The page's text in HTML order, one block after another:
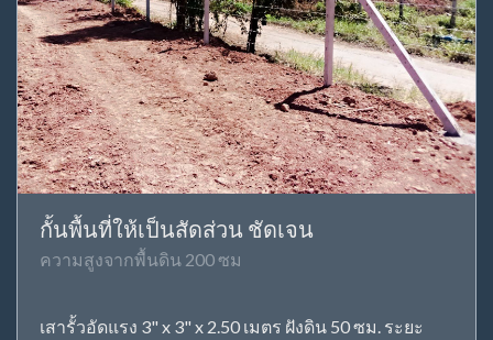
กั้นพื้นที่ให้เป็นสัดส่วน ชัดเจน
ความสูงจากพื้นดิน 200 ซม
เสารั้วอัดแรง 3" x 3" x 2.50 เมตร ฝังดิน 50 ซม. ระยะ